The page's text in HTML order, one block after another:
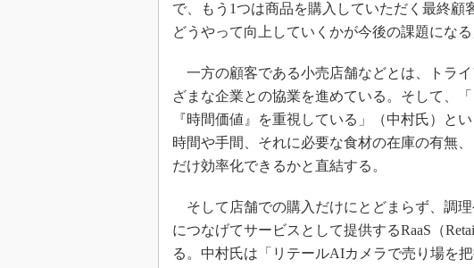
で、もう1つは商品を購入していただく最終
どうやって向上していくかが今後の課題になる
一方の顧客である小売店舗などとは、トラ
ざまな企業との協業を進めている。そして、
『時間価値』を重視している」（中村氏）と
時間や手間、それに必要な食材の在庫の有無
だけ効率化できるかと直結する。
そして店舗での購入だけにとどまらず、調
につなげてサービスとして提供するRaaS（
る。中村氏は「リテールAIカメラで売り場を